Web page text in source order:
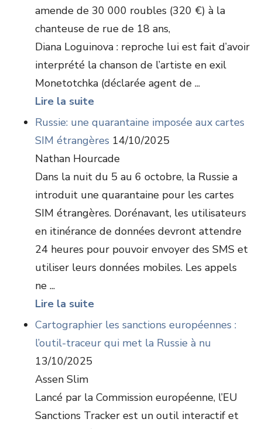
amende de 30 000 roubles (320 €) à la
chanteuse de rue de 18 ans,
Diana Loguinova : reproche lui est fait d’avoir
interprété la chanson de l’artiste en exil
Monetotchka (déclarée agent de ...
Lire la suite
Russie: une quarantaine imposée aux cartes
SIM étrangères 14/10/2025
Nathan Hourcade
Dans la nuit du 5 au 6 octobre, la Russie a
introduit une quarantaine pour les cartes
SIM étrangères. Dorénavant, les utilisateurs
en itinérance de données devront attendre
24 heures pour pouvoir envoyer des SMS et
utiliser leurs données mobiles. Les appels
ne ...
Lire la suite
Cartographier les sanctions européennes :
l’outil-traceur qui met la Russie à nu
13/10/2025
Assen Slim
Lancé par la Commission européenne, l’EU
Sanctions Tracker est un outil interactif et